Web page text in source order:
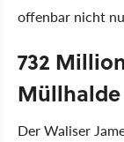
offenbar nicht
732
Müllhalde
Der Waliser